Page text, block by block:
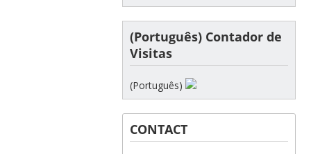
(Português) Contador de
Visitas
(Português)
CONTACT